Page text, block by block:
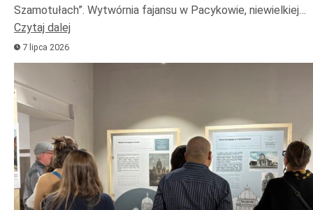
Szamotułach”. Wytwórnia fajansu w Pacykowie, niewielkiej…
Czytaj dalej
7 lipca 2026
plików
dźwiękowych